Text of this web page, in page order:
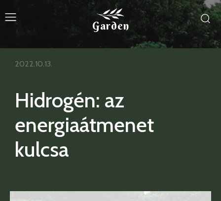
Garden
Hidrogén: az
energiaátmenet
kulcsa
2022.10.13.